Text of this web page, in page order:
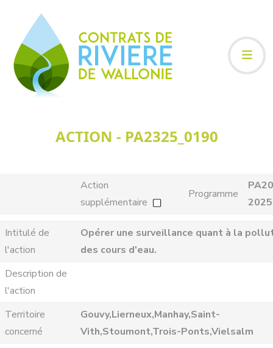
ACTION - PA2325_0190
Action
supplémentaire
Programme
2025
Intitulé de
l'action
Opérer une surveillance quant à la
des cours d'eau.
Description de
l'action
Territoire
concerné
Gouvy,Lierneux,Manhay,Saint-
Vith,Stoumont,Trois-Ponts,Vielsalm